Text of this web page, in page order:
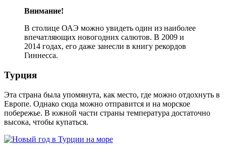
Внимание!
В столице ОАЭ можно увидеть один из наиболее
впечатляющих новогодних салютов. В 2009 и
2014 годах, его даже занесли в книгу рекордов
Гиннесса.
Турция
Эта страна была упомянута, как место, где можно отдохнуть в
Европе. Однако сюда можно отправится и на морское
побережье. В южной части страны температура достаточно
высока, чтобы купаться.